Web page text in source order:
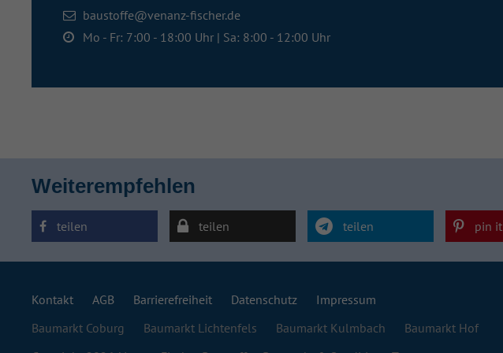
baustoffe@venanz-fischer.de
Mo - Fr: 7:00 - 18:00 Uhr | Sa: 8:00 - 12:00 Uhr
Weiterempfehlen
teilen teilen teilen pin it
Kontakt AGB Barrierefreiheit Datenschutz
Impressum
Baumarkt Coburg
Baumarkt Lichtenfels Baumarkt Kulmbach
Baumarkt Hof